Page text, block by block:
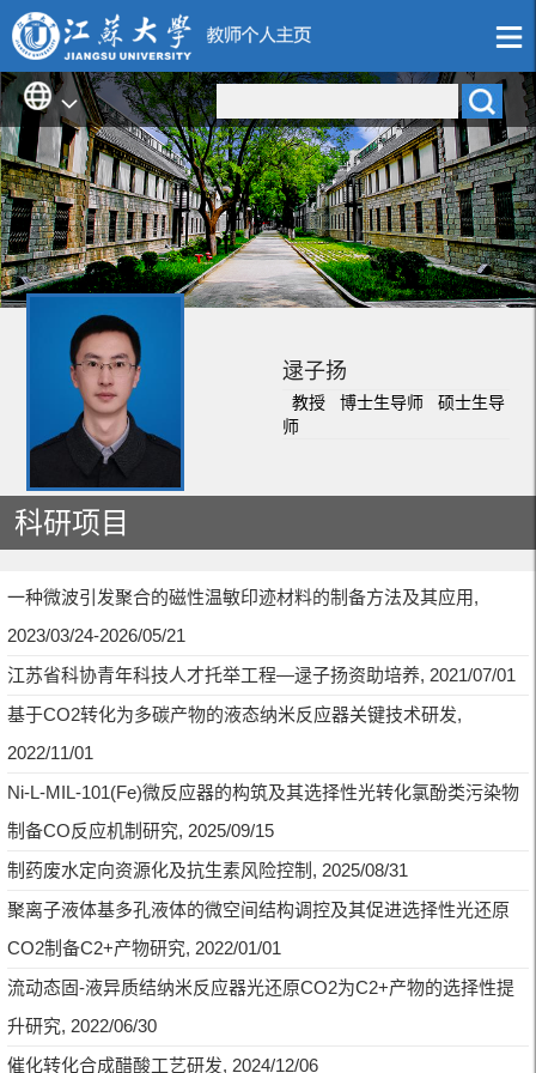
逯子扬
教授 博士生导师 硕士生导
师
科研项目
一种微波引发聚合的磁性温敏印迹材料的制备方法及其应用,
2023/03/24-2026/05/21
江苏省科协青年科技人才托举工程—逯子扬资助培养, 2021/07/01
基于CO2转化为多碳产物的液态纳米反应器关键技术研发,
2022/11/01
Ni-L-MIL-101(Fe)微反应器的构筑及其选择性光转化氯酚类污染物
制备CO反应机制研究, 2025/09/15
制药废水定向资源化及抗生素风险控制, 2025/08/31
聚离子液体基多孔液体的微空间结构调控及其促进选择性光还原
CO2制备C2+产物研究, 2022/01/01
流动态固-液异质结纳米反应器光还原CO2为C2+产物的选择性提
升研究, 2022/06/30
催化转化合成醋酸工艺研发, 2024/12/06